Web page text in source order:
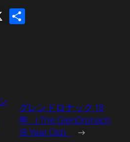
X
グレンドロナック 18
年 （The GlenDronach
18 Year Old）
→